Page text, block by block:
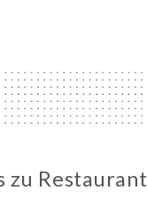
zu Restaurant